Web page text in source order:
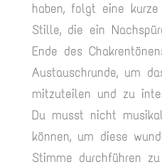
haben, folgt eine
Stille, die ein
Ende des
Austauschrunde, um
mitzuteilen und zu
Du musst nicht
können, um diese
Stimme durchführen